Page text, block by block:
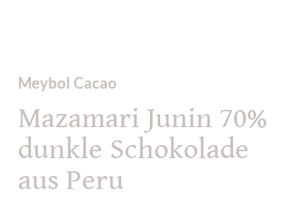
Meybol Cacao
Mazamari Junin 70%
dunkle Schokolade
aus Peru